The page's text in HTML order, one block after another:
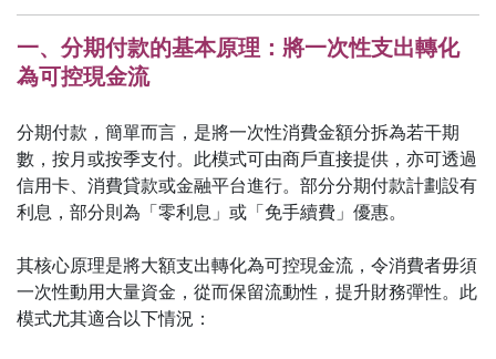
一、分期付款的基本原理：將一次性支出轉化
為可控現金流
分期付款，簡單而言，是將一次性消費金額分拆為若干期
數，按月或按季支付。此模式可由商戶直接提供，亦可透過
信用卡、消費貸款或金融平台進行。部分分期付款計劃設有
利息，部分則為「零利息」或「免手續費」優惠。
其核心原理是將大額支出轉化為可控現金流，令消費者毋須
一次性動用大量資金，從而保留流動性，提升財務彈性。此
模式尤其適合以下情況：